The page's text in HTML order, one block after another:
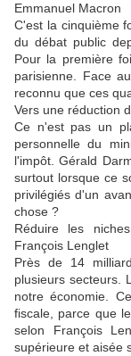
Emmanuel Macron
C'est la cinquième
du débat public
Pour la première
parisienne. Face
reconnu que ces
Vers une réduction
Ce n'est pas un
personnelle du
l'impôt. Gérald
surtout lorsque ce
privilégiés d'un
chose ?
Réduire les
François Lenglet
Près de 14
plusieurs secteurs.
notre économie.
fiscale, parce que
selon François
supérieure et aisée